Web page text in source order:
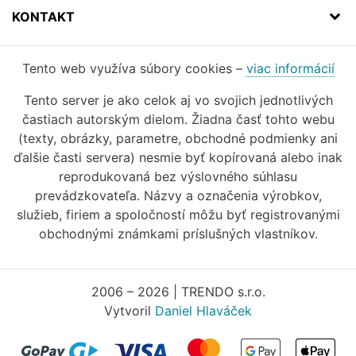
KONTAKT
Tento web využíva súbory cookies – viac informácií
Tento server je ako celok aj vo svojich jednotlivých
častiach autorským dielom. Žiadna časť tohto webu
(texty, obrázky, parametre, obchodné podmienky ani
ďalšie časti servera) nesmie byť kopírovaná alebo inak
reprodukovaná bez výslovného súhlasu
prevádzkovateľa. Názvy a označenia výrobkov,
služieb, firiem a spoločností môžu byť registrovanými
obchodnými známkami príslušných vlastníkov.
2006 – 2026 | TRENDO s.r.o.
Vytvoril Daniel Hlaváček